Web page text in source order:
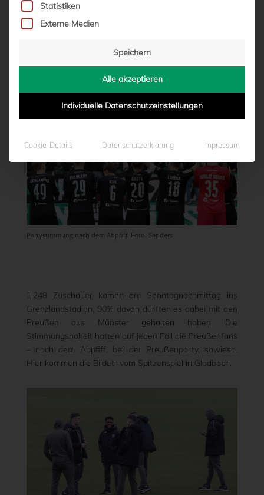
GROSSE PREUSSENPARTY IM GR
vonMarcel Weskamp|12.02.2023 - 16:47
Partystimmung nach dem Abpfiff. Foto: Sanders
1.248 Zuschauer kamen am Sonntagnachmittag ins
Grenzlandstadion, 90% davon dürften es dabei mit den
Preußen aus Münster gehalten haben. Die
Stimmungshoheit hatten auf jeden Fall die Preußenfans
– nach dem Abpfiff, bei der Preußenparty, sowieso.
Hier kommen die Bildetr vom Spitzenspiel in Gladbach.
Statistiken
Externe Medien
Speichern
Alle akzeptieren
Individuelle Datenschutzeinstellungen
Cookie-Details Datenschutzerklärung Impressum